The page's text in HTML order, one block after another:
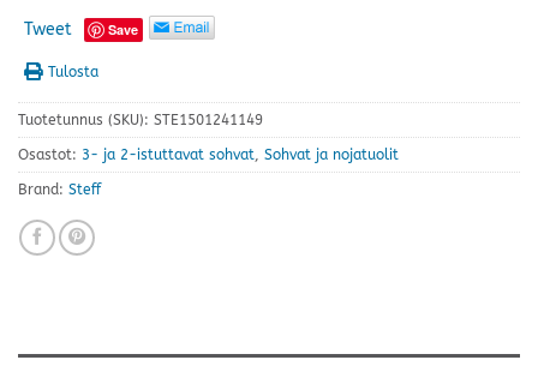
Tweet Save
Tulosta
Tuotetunnus (SKU): STE1501241149
Osastot: 3- ja 2-istuttavat sohvat Sohvat ja nojatuolit
Brand: Steff